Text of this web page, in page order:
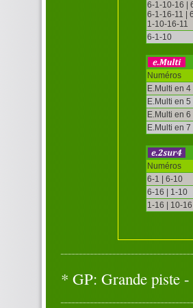
6-1-10-16 |
6-1-16-11 |
1-10-16-11
6-1-10
Numéros
E.Multi en 4
E.Multi en 5
E.Multi en 6
E.Multi en 7
Numéros
6-1 | 6-10
6-16 | 1-10
1-16 | 10-16
* GP: Grande piste